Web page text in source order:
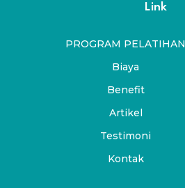
Link
PROGRAM PELATIHAN
Biaya
Benefit
Artikel
Testimoni
Kontak